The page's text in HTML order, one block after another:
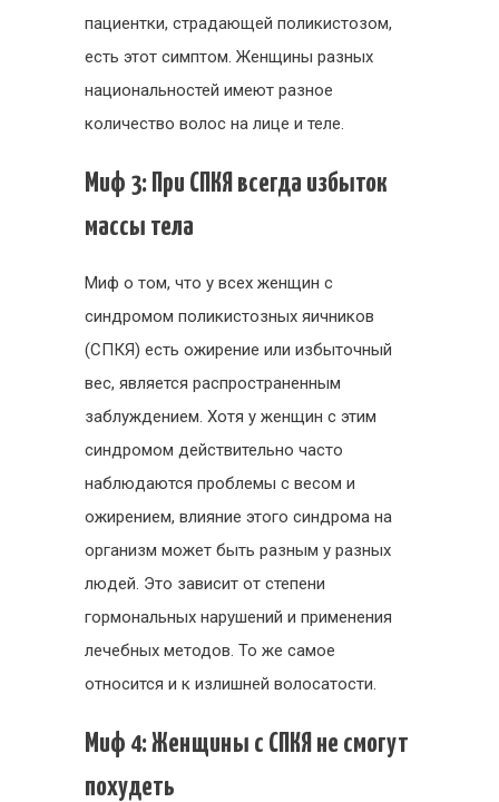
пациентки, страдающей поликистозом,
есть этот симптом. Женщины разных
национальностей имеют разное
количество волос на лице и теле.
Миф 3: При СПКЯ всегда избыток
массы тела
Миф о том, что у всех женщин с
синдромом поликистозных яичников
(СПКЯ) есть ожирение или избыточный
вес, является распространенным
заблуждением. Хотя у женщин с этим
синдромом действительно часто
наблюдаются проблемы с весом и
ожирением, влияние этого синдрома на
организм может быть разным у разных
людей. Это зависит от степени
гормональных нарушений и применения
лечебных методов. То же самое
относится и к излишней волосатости.
Миф 4: Женщины с СПКЯ не смогут
похудеть